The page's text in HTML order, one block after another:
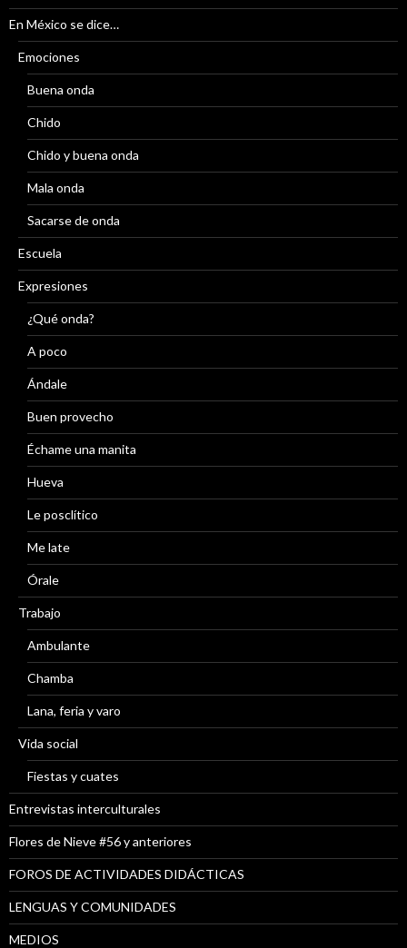
En México se dice…
Emociones
Buena onda
Chido
Chido y buena onda
Mala onda
Sacarse de onda
Escuela
Expresiones
¿Qué onda?
A poco
Ándale
Buen provecho
Échame una manita
Hueva
Le posclítico
Me late
Órale
Trabajo
Ambulante
Chamba
Lana, feria y varo
Vida social
Fiestas y cuates
Entrevistas interculturales
Flores de Nieve #56 y anteriores
FOROS DE ACTIVIDADES DIDÁCTICAS
LENGUAS Y COMUNIDADES
MEDIOS